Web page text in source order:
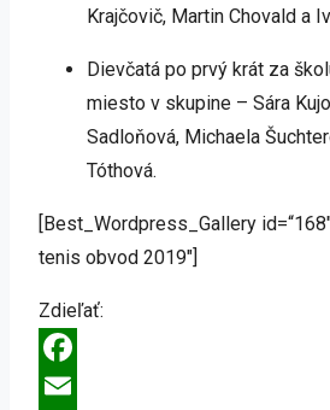
Krajčovič, Martin Chovald a
Dievčatá po prvý krát za
miesto v skupine – Sára
Sadloňová, Michaela
Tóthová.
[Best_Wordpress_Gallery
tenis obvod 2019″]
Zdieľať:
Facebook